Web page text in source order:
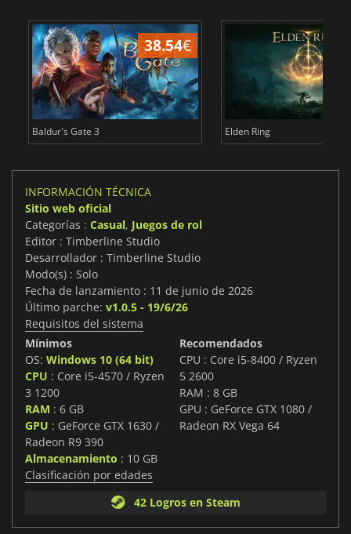
38.54€
Baldur's Gate 3 Elden Ring
INFORMACIÓN TÉCNICA
Sitio web oficial
Categorías : Casual, Juegos de rol
Editor : Timberline Studio
Desarrollador : Timberline Studio
Modo(s) : Solo
Fecha de lanzamiento : 11 de junio de 2026
Último parche: v1.0.5 - 19/6/26
Requisitos del sistema
Mínimos
OS: Windows 10 (64 bit)
CPU : Core i5-4570 / Ryzen
3 1200
RAM : 6 GB
GPU : GeForce GTX 1630 /
Radeon R9 390
Almacenamiento : 10 GB
Recomendados
CPU : Core i5-8400 / Ryzen
5 2600
RAM : 8 GB
GPU : GeForce GTX 1080 /
Radeon RX Vega 64
Clasificación por edades
42 Logros en Steam